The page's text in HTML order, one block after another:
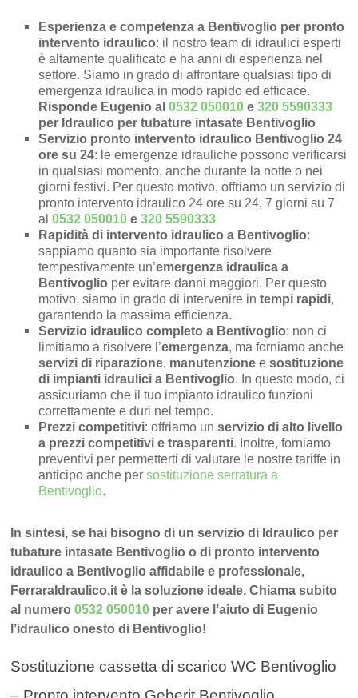
Esperienza e competenza a Bentivoglio per pronto
intervento idraulico: il nostro team di idraulici esperti
è altamente qualificato e ha anni di esperienza nel
settore. Siamo in grado di affrontare qualsiasi tipo di
emergenza idraulica in modo rapido ed efficace.
Risponde Eugenio al0532 050010 e320 5590333
per Idraulico per tubature intasate Bentivoglio
Servizio pronto intervento idraulico Bentivoglio 24
ore su 24: le emergenze idrauliche possono verificarsi
in qualsiasi momento, anche durante la notte o nei
giorni festivi. Per questo motivo, offriamo un servizio di
pronto intervento idraulico 24 ore su 24, 7 giorni su 7
al0532 050010 e320 5590333
Rapidità di intervento idraulico a Bentivoglio:
sappiamo quanto sia importante risolvere
tempestivamente un’emergenza idraulica a
Bentivoglio per evitare danni maggiori. Per questo
motivo, siamo in grado di intervenire intempi rapidi,
garantendo la massima efficienza.
Servizio idraulico completo a Bentivoglio: non ci
limitiamo a risolvere l’emergenza, ma forniamo anche
servizi di riparazione, manutenzione esostituzione
di impianti idraulici a Bentivoglio. In questo modo, ci
assicuriamo che il tuo impianto idraulico funzioni
correttamente e duri nel tempo.
Prezzi competitivi: offriamo unservizio di alto livello
a prezzi competitivi e trasparenti. Inoltre, forniamo
preventivi per permetterti di valutare le nostre tariffe in
anticipo anche persostituzione serratura a
Bentivoglio.
In sintesi, se hai bisogno di un servizio di Idraulico per
tubature intasate Bentivoglio o di pronto intervento
idraulico a Bentivoglio affidabile e professionale,
FerraraIdraulico.it è la soluzione ideale. Chiama subito
al numero0532 050010 per avere l’aiuto di Eugenio
l’idraulico onesto di Bentivoglio!
Sostituzione cassetta di scarico WC Bentivoglio